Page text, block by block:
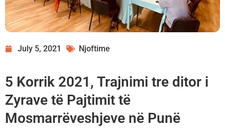
July 5, 2021 Njoftime
5 Korrik 2021, Trajnimi tre ditor i
Zyrave të Pajtimit të
Mosmarrëveshjeve në Punë